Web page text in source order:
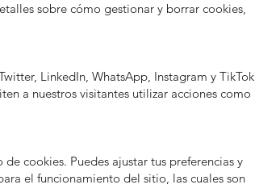
sobre cómo gestionar y borrar cookies,
LinkedIn, WhatsApp, Instagram y TikTok
a nuestros visitantes utilizar acciones como
cookies. Puedes ajustar tus preferencias y
el funcionamiento del sitio, las cuales son